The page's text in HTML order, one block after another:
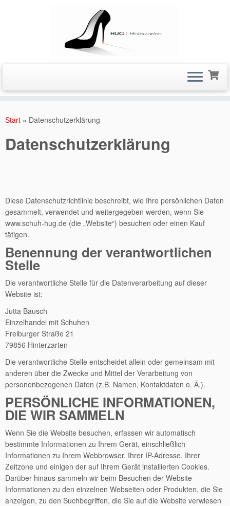
Inhalt
Start » Datenschutzerklärung
Datenschutzerklärung
Diese Datenschutzrichtlinie beschreibt, wie Ihre persönlichen Daten
gesammelt, verwendet und weitergegeben werden, wenn Sie
www.schuh-hug.de (die „Website“) besuchen oder einen Kauf
tätigen.
Benennung der verantwortlichen
Stelle
Die verantwortliche Stelle für die Datenverarbeitung auf dieser
Website ist:
Jutta Bausch
Einzelhandel mit Schuhen
Freiburger Straße 21
79856 Hinterzarten
Die verantwortliche Stelle entscheidet allein oder gemeinsam mit
anderen über die Zwecke und Mittel der Verarbeitung von
personenbezogenen Daten (z.B. Namen, Kontaktdaten o. Ä.).
PERSÖNLICHE INFORMATIONEN,
DIE WIR SAMMELN
Wenn Sie die Website besuchen, erfassen wir automatisch
bestimmte Informationen zu Ihrem Gerät, einschließlich
Informationen zu Ihrem Webbrowser, Ihrer IP-Adresse, Ihrer
Zeitzone und einigen der auf Ihrem Gerät installierten Cookies.
Darüber hinaus sammeln wir beim Besuchen der Website
Informationen zu den einzelnen Webseiten oder Produkten, die Sie
anzeigen, zu den Suchbegriffen, die Sie auf die Website verwiesen